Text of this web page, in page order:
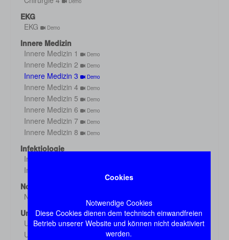
Cookies
Notwendige Cookies
Diese Cookies dienen dem technisch einwandfreien
Betrieb unserer Website und können nicht deaktiviert
werden.
EKG
EKG
Demo
Innere Medizin
Innere Medizin 1
Demo
Innere Medizin 2 Demo
Innere Medizin 3 Demo
Innere Medizin 4 Demo
Innere Medizin 5 Demo
Innere Medizin 6 Demo
Innere Medizin 7 Demo
Innere Medizin 8 Demo
Infektiologie
Infektiologie 1
Infektiologie 2
Notfall
Notfall
Untersuchung
Untersuchung 1
Demo
Untersuchung 2